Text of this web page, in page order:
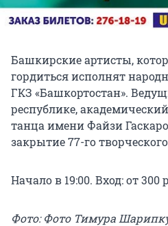
Башкирские артисты,
гордиться исполнят
ГКЗ «Башкортостан».
республике,
танца имени Файзи
закрытие 77-го
Начало в 19:00. Вход: от 300
Фото: Фото Тимура